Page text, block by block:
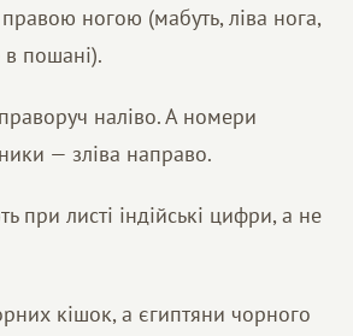
правою ногою (мабуть, ліва нога,
в пошані).
наліво. А номери
— зліва направо.
при листі індійські цифри, а не
кішок, а єгиптяни чорного